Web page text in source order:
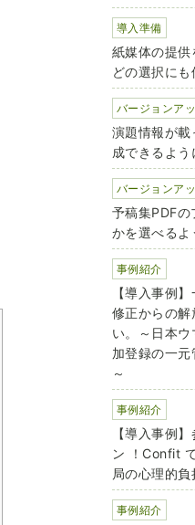
導入準備
紙媒体の提供
どの選択に
バージョンア
演題情報が
成できるよう
バージョンア
予稿集PDFの
かを選べるよ
事例紹介
【導入事例
修正からの解
い。～日本
加登録の一
～
事例紹介
【導入事例
ン ！Confit
局の心理的負
事例紹介